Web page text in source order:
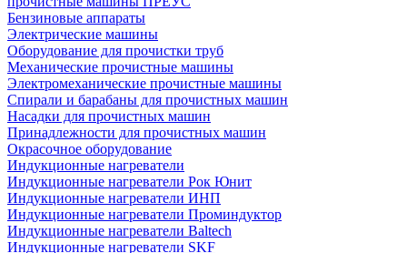
Бензиновые аппараты
Электрические машины
Оборудование для прочистки труб
Механические прочистные машины
Электромеханические прочистные машины
Спирали и барабаны для прочистных машин
Насадки для прочистных машин
Принадлежности для прочистных машин
Окрасочное оборудование
Индукционные нагреватели
Индукционные нагреватели Рок Юнит
Индукционные нагреватели ИНП
Индукционные нагреватели Проминдуктор
Индукционные нагреватели Baltech
Индукционные нагреватели SKF